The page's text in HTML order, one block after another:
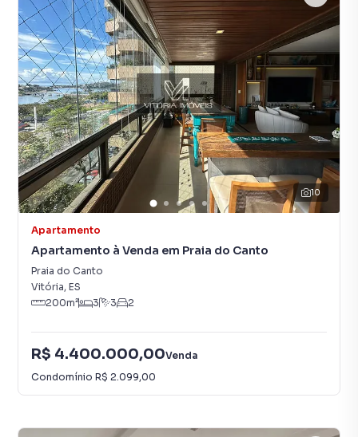
10
Apartamento
Apartamento à Venda em Praia do Canto
Praia do Canto
Vitória, ES
200m² 3 3 2
R$ 4.400.000,00Venda
Condomínio R$ 2.099,00